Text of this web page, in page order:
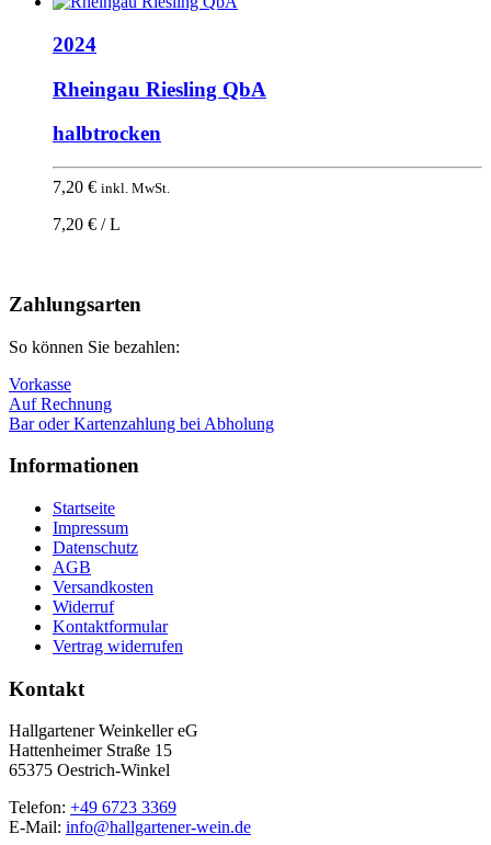
2024
Rheingau Riesling QbA
halbtrocken
7,20 € inkl. MwSt.
7,20 € / L
oben
Zahlungsarten
So können Sie bezahlen:
Vorkasse
Auf Rechnung
Bar oder Kartenzahlung bei Abholung
Informationen
Startseite
Impressum
Datenschutz
AGB
Versandkosten
Widerruf
Kontaktformular
Vertrag widerrufen
Kontakt
Hallgartener Weinkeller eG
Hattenheimer Straße 15
65375 Oestrich-Winkel
Telefon: +49 6723 3369
E-Mail: info@hallgartener-wein.de